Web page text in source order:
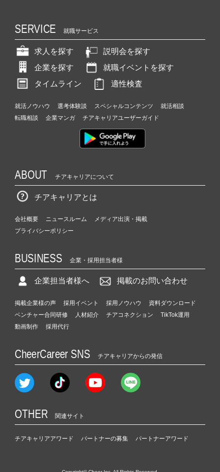
SERVICE 就職サービス
求人を探す
説明会を探す
企業を探す
就職イベントを探す
タイムライン
適性検査
就活ノウハウ 選考体験談 スペシャルコンテンツ
就活相談
転職相談
企業マンガ チアキャリアユーザーガイド
ABOUT チアキャリアについて
チアキャリアとは
会社概要 ニュースルーム
メディア出演・掲載
プライバシーポリシー
BUSINESS 企業・採用担当者様
企業担当者様へ 掲載のお問い合わせ
掲載企業様の声 採用イベント 採用ノウハウ
資料ダウンロード
ベンチャー合同研修
人材紹介 チアコネクション
TikTok運用
動画制作
採用代行
CheerCareer SNS チアキャリアからの発信
OTHER 関連サイト
チアキャリアアワード パートナーの募集 パートナーアワード